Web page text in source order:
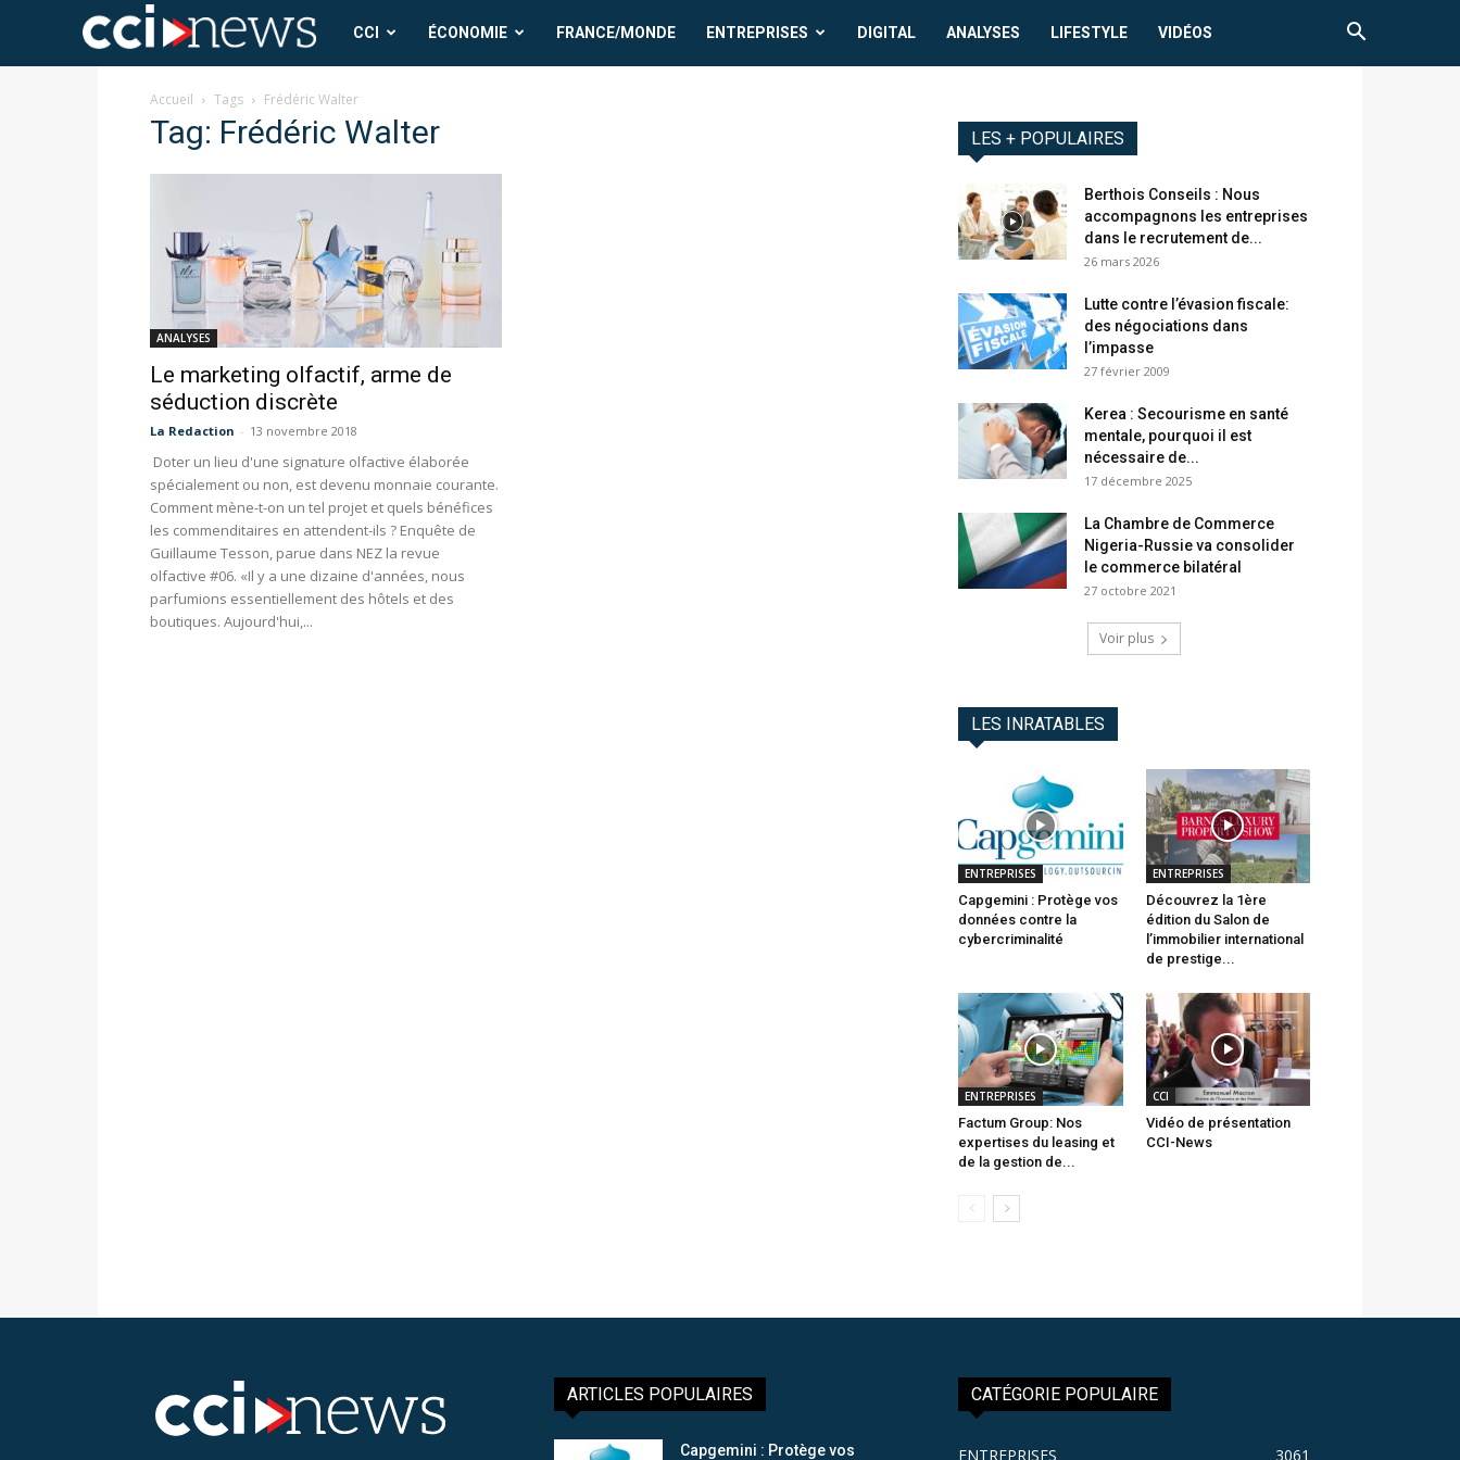
CCI
News
CCI ÉCONOMIE FRANCE/MONDE ENTREPRISES DIGITAL ANALYSES LIFESTYLE VIDÉOS
Accueil Tags Frédéric Walter
Tag: Frédéric Walter
ANALYSES
Le marketing olfactif, arme de
séduction discrète
La Redaction - 13 novembre 2018
Doter un lieu d'une signature olfactive élaborée
spécialement ou non, est devenu monnaie courante.
Comment mène-t-on un tel projet et quels bénéfices
les commenditaires en attendent-ils ? Enquête de
Guillaume Tesson, parue dans NEZ la revue
olfactive #06. «Il y a une dizaine d'années, nous
parfumions essentiellement des hôtels et des
boutiques. Aujourd'hui,...
LES + POPULAIRES
Berthois Conseils : Nous
accompagnons les entreprises
dans le recrutement de...
26 mars 2026
Lutte contre l’évasion fiscale:
des négociations dans
l’impasse
27 février 2009
Kerea : Secourisme en santé
mentale, pourquoi il est
nécessaire de...
17 décembre 2025
La Chambre de Commerce
Nigeria-Russie va consolider
le commerce bilatéral
27 octobre 2021
Voir plus
LES INRATABLES
ENTREPRISES
Capgemini : Protège vos
données contre la
cybercriminalité
ENTREPRISES
Découvrez la 1ère
édition du Salon de
l’immobilier international
de prestige...
ENTREPRISES
Factum Group: Nos
expertises du leasing et
de la gestion de...
CCI
Vidéo de présentation
CCI-News
ARTICLES POPULAIRES
Capgemini : Protège vos
CATÉGORIE POPULAIRE
ENTREPRISES 3061